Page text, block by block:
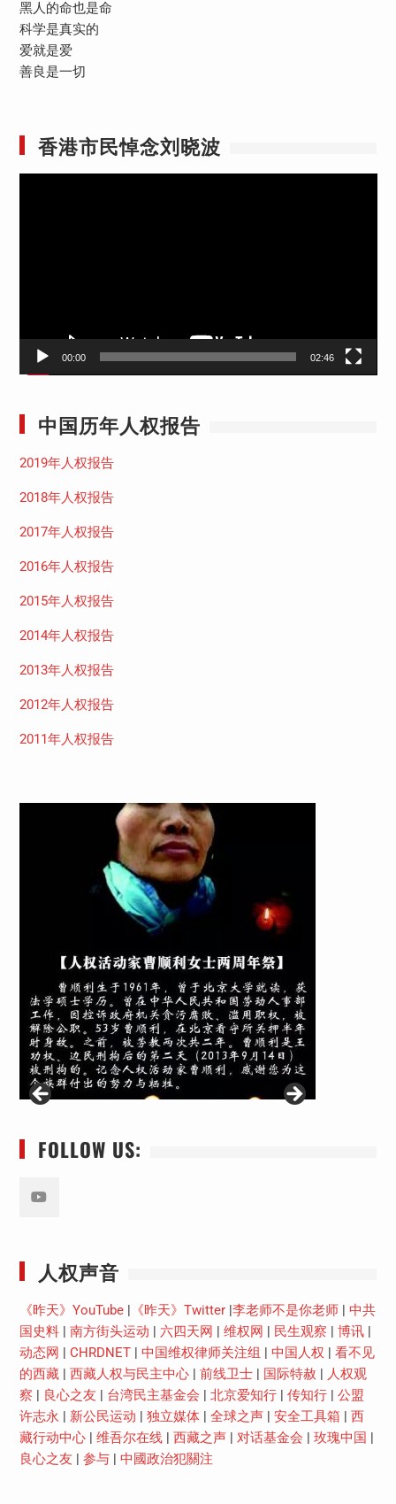
黑人的命也是命
科学是真实的
爱就是爱
善良是一切
香港市民悼念刘晓波
00:00 02:46
中国历年人权报告
2019年人权报告
2018年人权报告
2017年人权报告
2016年人权报告
2015年人权报告
2014年人权报告
2013年人权报告
2012年人权报告
2011年人权报告
FOLLOW US:
人权声音
《昨天》YouTube| 《昨天》Twitter| 李老师不是你老师| 中共
国史料| 南方街头运动 六四天网 维权网 民生观察 博讯|
动态网
CHRDNET| 中国维权律师关注组 中国人权
看不见
的西藏| 西藏人权与民主中心| 前线卫士| 国际特赦
人权观
察
良心之友 台湾民主基金会 北京爱知行| 传知行| 公盟
许志永
新公民运动 独立媒体| 全球之声| 安全工具箱
西
藏行动中心| 维吾尔在线| 西藏之声| 对话基金会 玫瑰中国
良心之友
参与| 中國政治犯關注